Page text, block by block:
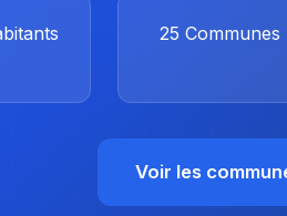
25 Communes
Voir les